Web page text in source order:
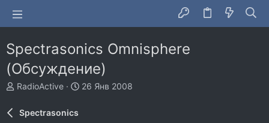
Spectrasonics Omnisphere
(Обсуждение)
А
т
RadioActive
Д
26 Янв 2008
Spectrasonics